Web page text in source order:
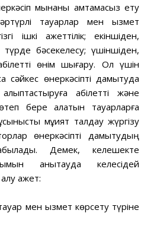
мынаны қамтамасыз ету
тауарлар мен қызмет
ішкі қажеттілік; екіншіден,
бəсекелесу; үшіншіден,
өнім шығару. Ол үшін
сəйкес өнеркəсіпті дамытуда
қабілетті жəне
бере алатын тауарларға
мұқият талдау жүргізу
өнеркəсіпті дамытудың
Демек, келешекте
анықтауда келесідей
қажет:
мен қызмет көрсету түріне